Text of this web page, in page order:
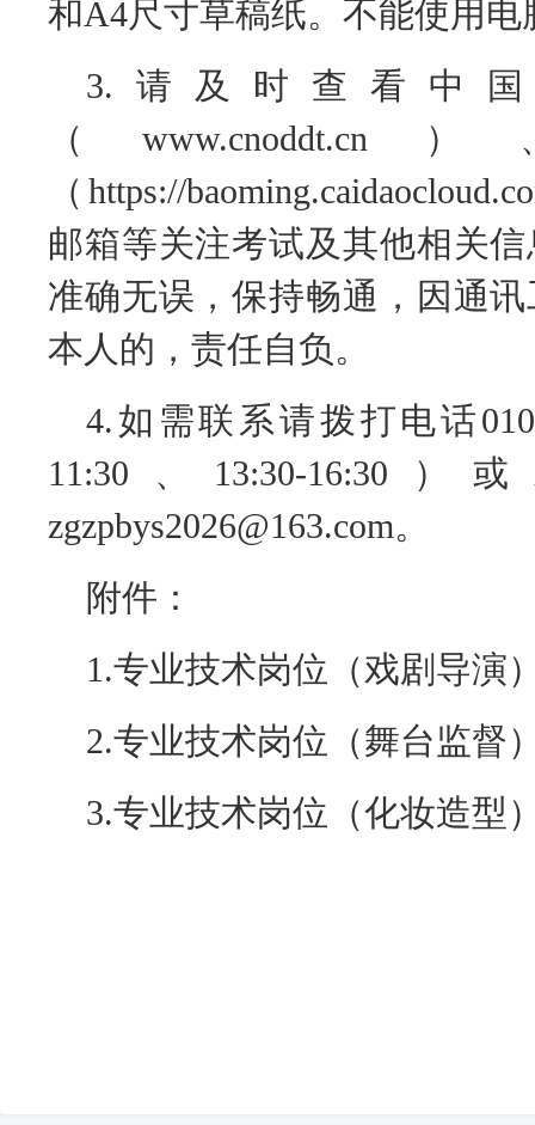
和A4尺寸草稿纸。不能使用
3.请及时查看中
（
（https://
邮箱等关注考试及其他相关
准确无误，保持畅通，因通
本人的，责任自负。
4.如需联系请拨打电话
11:30、13:30-16:30
zgzpbys2026@163.com。
附件：
1.专业技术岗位（戏剧导演
2.专业技术岗位（舞台监督
3.专业技术岗位（化妆造型